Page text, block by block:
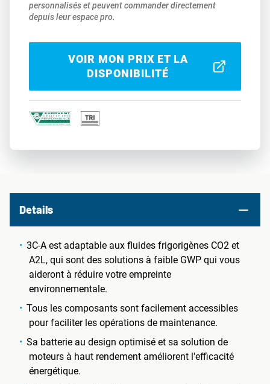
personnalisés et peuvent commander directement
depuis leur espace pro.
VOIR MON PRIX ET LA
DISPONIBILITÉ
Details
3C-A est adaptable aux fluides frigorigènes CO2 et
A2L, qui sont des solutions à faible GWP qui vous
aideront à réduire votre empreinte
environnementale.
Tous les composants sont facilement accessibles
pour faciliter les opérations de maintenance.
Sa batterie au design optimisé et sa solution de
moteurs à haut rendement améliorent l'efficacité
énergétique.